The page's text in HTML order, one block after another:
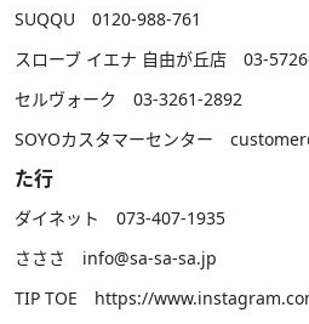
SUQQU 0120-988-761
スローブ イエナ 自由が丘店 03-
セルヴォーク 03-3261-2892
SOYOカスタマーセンター
た行
ダイネット 073-407-1935
さささ info@sa-sa-sa.jp
TIP TOE https://